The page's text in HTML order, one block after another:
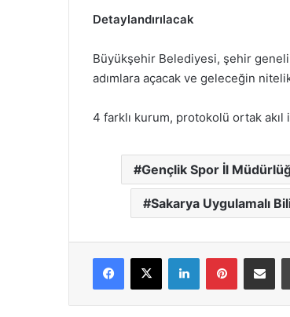
Detaylandırılacak
Büyükşehir Belediyesi, şehir
adımlara açacak ve geleceğin
4 farklı kurum, protokolü ortak akıl
Gençlik Spor İl
Sakarya Uygulamalı
Facebook
X LinkedInPinterestE-Posta